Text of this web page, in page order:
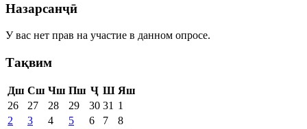
Назарсанҷӣ
У вас нет прав на участие в данном опросе.
Тақвим
Дш Сш Чш Пш Ҷ Ш Яш
26
27 28 29 30 31 1
2
3 4 5 6 7
8